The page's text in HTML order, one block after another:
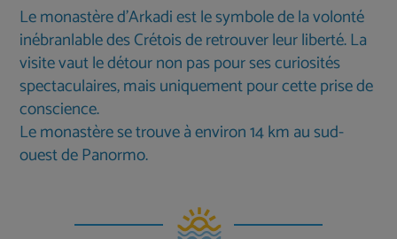
Le monastère d’Arkadi est le symbole de la volonté
inébranlable des Crétois de retrouver leur liberté. La
visite vaut le détour non pas pour ses curiosités
spectaculaires, mais uniquement pour cette prise de
conscience.
Le monastère se trouve à environ 14 km au sud-
ouest de Panormo.